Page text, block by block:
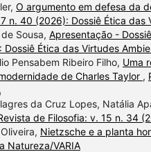
O argumento em defesa da
n. 40 (2026): Dossiê Ética das
Sousa, Apresentação -
Dossiê Ética das Virtudes
Pensabem Ribeiro Filho, Uma
de Charles Taylor ,
da Cruz Lopes, Natália
de Filosofia: v. 15 n. 34
Nietzsche e a planta
Natureza/VARIA